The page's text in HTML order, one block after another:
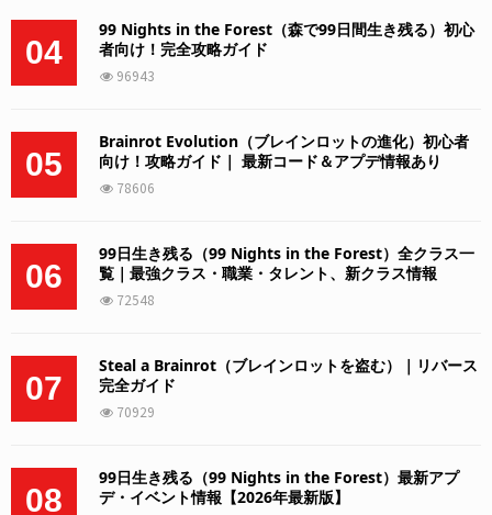
04
99 Nights in the Forest（森で99日間生き残る）初心
者向け！完全攻略ガイド
96943
05
Brainrot Evolution（ブレインロットの進化）初心者
向け！攻略ガイド｜ 最新コード＆アプデ情報あり
78606
06
99日生き残る（99 Nights in the Forest）全クラス一
覧｜最強クラス・職業・タレント、新クラス情報
72548
07
Steal a Brainrot（ブレインロットを盗む）｜リバース
完全ガイド
70929
08
99日生き残る（99 Nights in the Forest）最新アプ
デ・イベント情報【2026年最新版】